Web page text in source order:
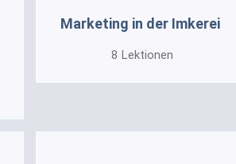
Marketing in der Imkerei
8 Lektionen